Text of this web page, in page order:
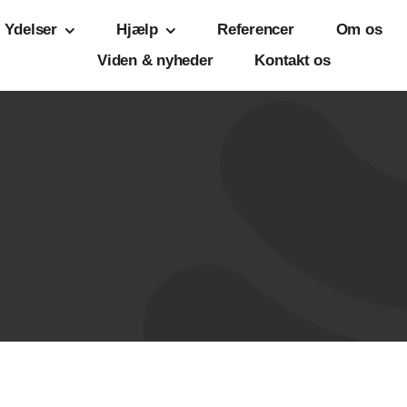
Ydelser Hjælp Referencer
Om os
Viden & nyheder
Kontakt os